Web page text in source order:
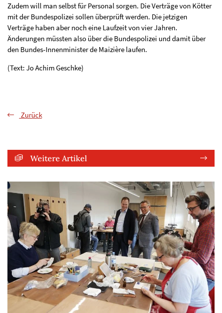
Zudem will man selbst für Personal sorgen. Die Verträge von Kötter
mit der Bundespolizei sollen überprüft werden. Die jetzigen
Verträge haben aber noch eine Laufzeit von vier Jahren.
Änderungen müssten also über die Bundespolizei und damit über
den Bundes-Innenminister de Maizière laufen.
(Text: Jo Achim Geschke)
Zurück
Weitere Artikel